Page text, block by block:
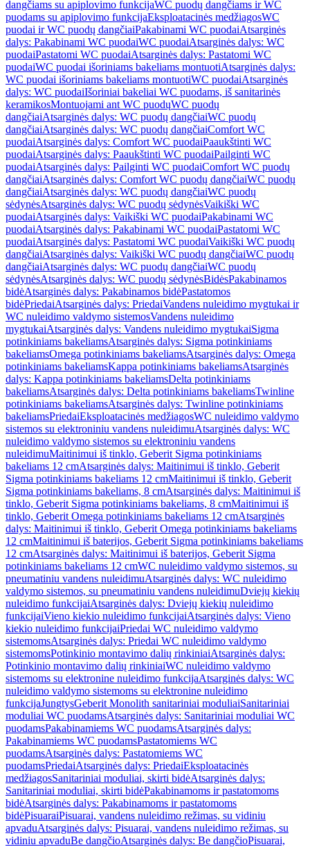
dangčiams su apiplovimo funkcijaWC puodų dangčiams ir WC
puodams su apiplovimo funkcijaEksploatacinės medžiagosWC
puodai ir WC puodų dangčiaiPakabinami WC puodaiAtsarginės
dalys: Pakabinami WC puodaiWC puodaiAtsarginės dalys: WC
puodaiPastatomi WC puodaiAtsarginės dalys: Pastatomi WC
puodaiWC puodai išoriniams bakeliams montuotiAtsarginės dalys:
WC puodai išoriniams bakeliams montuotiWC puodaiAtsarginės
dalys: WC puodaiIšoriniai bakeliai WC puodams, iš sanitarinės
keramikosMontuojami ant WC puodųWC puodų
dangčiaiAtsarginės dalys: WC puodų dangčiaiWC puodų
dangčiaiAtsarginės dalys: WC puodų dangčiaiComfort WC
puodaiAtsarginės dalys: Comfort WC puodaiPaaukštinti WC
puodaiAtsarginės dalys: Paaukštinti WC puodaiPailginti WC
puodaiAtsarginės dalys: Pailginti WC puodaiComfort WC puodų
dangčiaiAtsarginės dalys: Comfort WC puodų dangčiaiWC puodų
dangčiaiAtsarginės dalys: WC puodų dangčiaiWC puodų
sėdynėsAtsarginės dalys: WC puodų sėdynėsVaikiški WC
puodaiAtsarginės dalys: Vaikiški WC puodaiPakabinami WC
puodaiAtsarginės dalys: Pakabinami WC puodaiPastatomi WC
puodaiAtsarginės dalys: Pastatomi WC puodaiVaikiški WC puodų
dangčiaiAtsarginės dalys: Vaikiški WC puodų dangčiaiWC puodų
dangčiaiAtsarginės dalys: WC puodų dangčiaiWC puodų
sėdynėsAtsarginės dalys: WC puodų sėdynėsBidėsPakabinamos
bidėAtsarginės dalys: Pakabinamos bidėPastatomos
bidėPriedaiAtsarginės dalys: PriedaiVandens nuleidimo mygtukai ir
WC nuleidimo valdymo sistemosVandens nuleidimo
mygtukaiAtsarginės dalys: Vandens nuleidimo mygtukaiSigma
potinkiniams bakeliamsAtsarginės dalys: Sigma potinkiniams
bakeliamsOmega potinkiniams bakeliamsAtsarginės dalys: Omega
potinkiniams bakeliamsKappa potinkiniams bakeliamsAtsarginės
dalys: Kappa potinkiniams bakeliamsDelta potinkiniams
bakeliamsAtsarginės dalys: Delta potinkiniams bakeliamsTwinline
potinkiniams bakeliamsAtsarginės dalys: Twinline potinkiniams
bakeliamsPriedaiEksploatacinės medžiagosWC nuleidimo valdymo
sistemos su elektroniniu vandens nuleidimuAtsarginės dalys: WC
nuleidimo valdymo sistemos su elektroniniu vandens
nuleidimuMaitinimui iš tinklo, Geberit Sigma potinkiniams
bakeliams 12 cmAtsarginės dalys: Maitinimui iš tinklo, Geberit
Sigma potinkiniams bakeliams 12 cmMaitinimui iš tinklo, Geberit
Sigma potinkiniams bakeliams, 8 cmAtsarginės dalys: Maitinimui iš
tinklo, Geberit Sigma potinkiniams bakeliams, 8 cmMaitinimui iš
tinklo, Geberit Omega potinkiniams bakeliams 12 cmAtsarginės
dalys: Maitinimui iš tinklo, Geberit Omega potinkiniams bakeliams
12 cmMaitinimui iš baterijos, Geberit Sigma potinkiniams bakeliams
12 cmAtsarginės dalys: Maitinimui iš baterijos, Geberit Sigma
potinkiniams bakeliams 12 cmWC nuleidimo valdymo sistemos, su
pneumatiniu vandens nuleidimuAtsarginės dalys: WC nuleidimo
valdymo sistemos, su pneumatiniu vandens nuleidimuDviejų kiekių
nuleidimo funkcijaiAtsarginės dalys: Dviejų kiekių nuleidimo
funkcijaiVieno kiekio nuleidimo funkcijaiAtsarginės dalys: Vieno
kiekio nuleidimo funkcijaiPriedai WC nuleidimo valdymo
sistemomsAtsarginės dalys: Priedai WC nuleidimo valdymo
sistemomsPotinkinio montavimo dalių rinkiniaiAtsarginės dalys:
Potinkinio montavimo dalių rinkiniaiWC nuleidimo valdymo
sistemoms su elektronine nuleidimo funkcijaAtsarginės dalys: WC
nuleidimo valdymo sistemoms su elektronine nuleidimo
funkcijaJungtysGeberit Monolith sanitariniai moduliaiSanitariniai
moduliai WC puodamsAtsarginės dalys: Sanitariniai moduliai WC
puodamsPakabinamiems WC puodamsAtsarginės dalys:
Pakabinamiems WC puodamsPastatomiems WC
puodamsAtsarginės dalys: Pastatomiems WC
puodamsPriedaiAtsarginės dalys: PriedaiEksploatacinės
medžiagosSanitariniai moduliai, skirti bidėAtsarginės dalys:
Sanitariniai moduliai, skirti bidėPakabinamoms ir pastatomoms
bidėAtsarginės dalys: Pakabinamoms ir pastatomoms
bidėPisuaraiPisuarai, vandens nuleidimo režimas, su vidiniu
apvaduAtsarginės dalys: Pisuarai, vandens nuleidimo režimas, su
vidiniu apvaduBe dangčioAtsarginės dalys: Be dangčioPisuarai,